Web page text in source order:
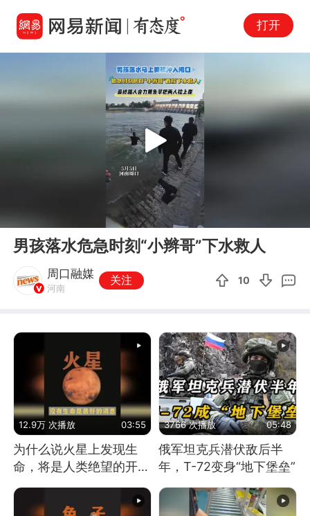
打开
Play
男孩落水危急时刻“小辫哥”下水救人
周口融媒
河南
关注 10
12.9万 次播放 03:55
为什么说火星上发现生
命，将是人类绝望的开
始？
3766 次播放 05:48
俄军坦克兵潜伏敌后半
年，T-72变身“地下堡垒”